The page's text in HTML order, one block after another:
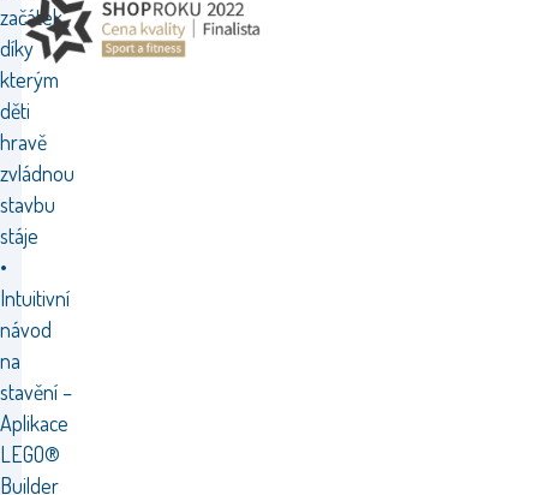
začátek“,
díky
kterým
děti
hravě
zvládnou
stavbu
stáje
•
Intuitivní
návod
na
stavění –
Aplikace
LEGO®
Builder